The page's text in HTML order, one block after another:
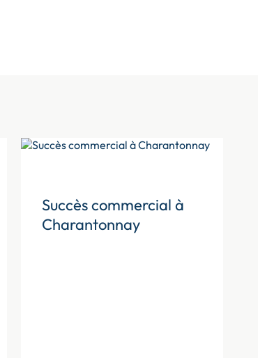
Succès commercial à
Charantonnay